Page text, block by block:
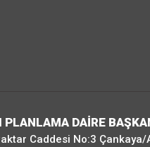
DAİRE
Caddesi No:3 Çankaya/